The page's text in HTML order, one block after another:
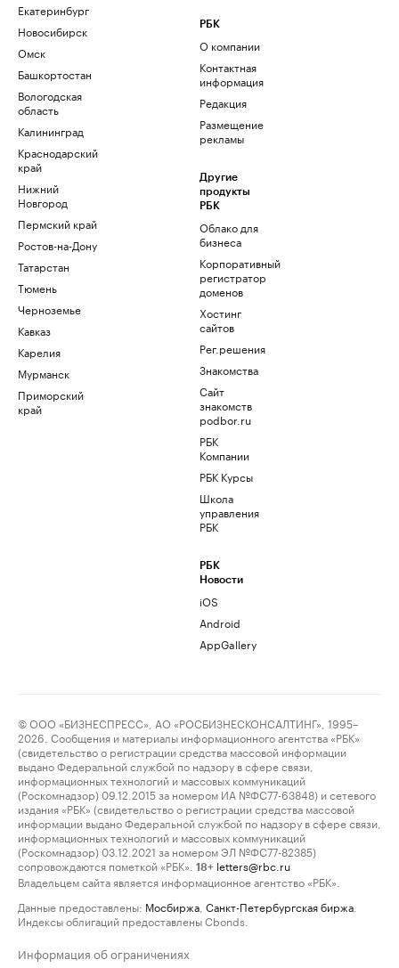
Екатеринбург
Новосибирск
Омск
Башкортостан
Вологодская
область
Калининград
Краснодарский
край
Нижний
Новгород
Пермский край
Ростов-на-Дону
Татарстан
Тюмень
Черноземье
Кавказ
Карелия
Мурманск
Приморский
край
РБК
О компании
Контактная
информация
Редакция
Размещение
рекламы
Другие
продукты
РБК
Облако для
бизнеса
Корпоративный
регистратор
доменов
Хостинг
сайтов
Рег.решения
Знакомства
Сайт
знакомств
podbor.ru
РБК
Компании
РБК Курсы
Школа
управления
РБК
РБК
Новости
iOS
Android
AppGallery
© ООО «БИЗНЕСПРЕСС», АО «РОСБИЗНЕСКОНСАЛТИНГ», 1995–
2026. Сообщения и материалы информационного агентства «РБК»
(свидетельство о регистрации средства массовой информации
выдано Федеральной службой по надзору в сфере связи,
информационных технологий и массовых коммуникаций
(Роскомнадзор) 09.12.2015 за номером ИА №ФС77-63848) и сетевого
издания «РБК» (свидетельство о регистрации средства массовой
информации выдано Федеральной службой по надзору в сфере связи,
информационных технологий и массовых коммуникаций
(Роскомнадзор) 03.12.2021 за номером ЭЛ №ФС77-82385)
сопровождаются пометкой «РБК».
18+ letters@rbc.ru
Владельцем сайта является информационное агентство «РБК».
Данные предоставлены: Мосбиржа Санкт-Петербургская биржа
Индексы облигаций предоставлены Cbonds.
Информация об ограничениях